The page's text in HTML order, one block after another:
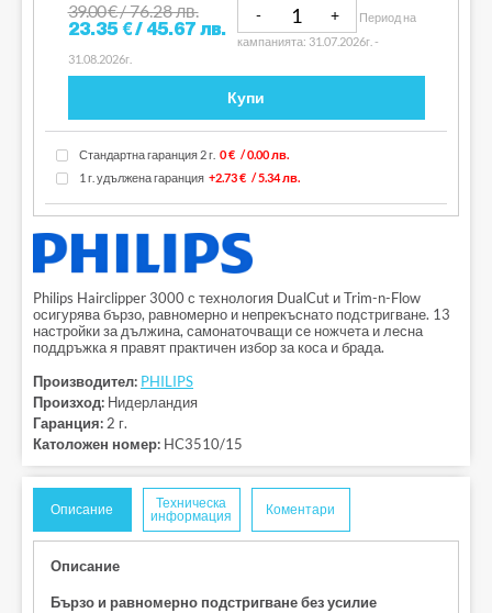
39.00€/ 76.28 лв.
23.35 €/ 45.67 лв.
Период на
кампанията: 31.07.2026г. -
31.08.2026г.
Купи
Стандартна гаранция 2 г. 0 € / 0.00 лв.
1 г. удължена гаранция +2.73 € / 5.34 лв.
Philips Hairclipper 3000 с технология DualCut и Trim-n-Flow
осигурява бързо, равномерно и непрекъснато подстригване. 13
настройки за дължина, самонаточващи се ножчета и лесна
поддръжка я правят практичен избор за коса и брада.
Производител: PHILIPS
Произход: Нидерландия
Гаранция: 2 г.
Католожен номер: HC3510/15
Описание
Техническа
информация
Коментари
Описание
Бързо и равномерно подстригване без усилие